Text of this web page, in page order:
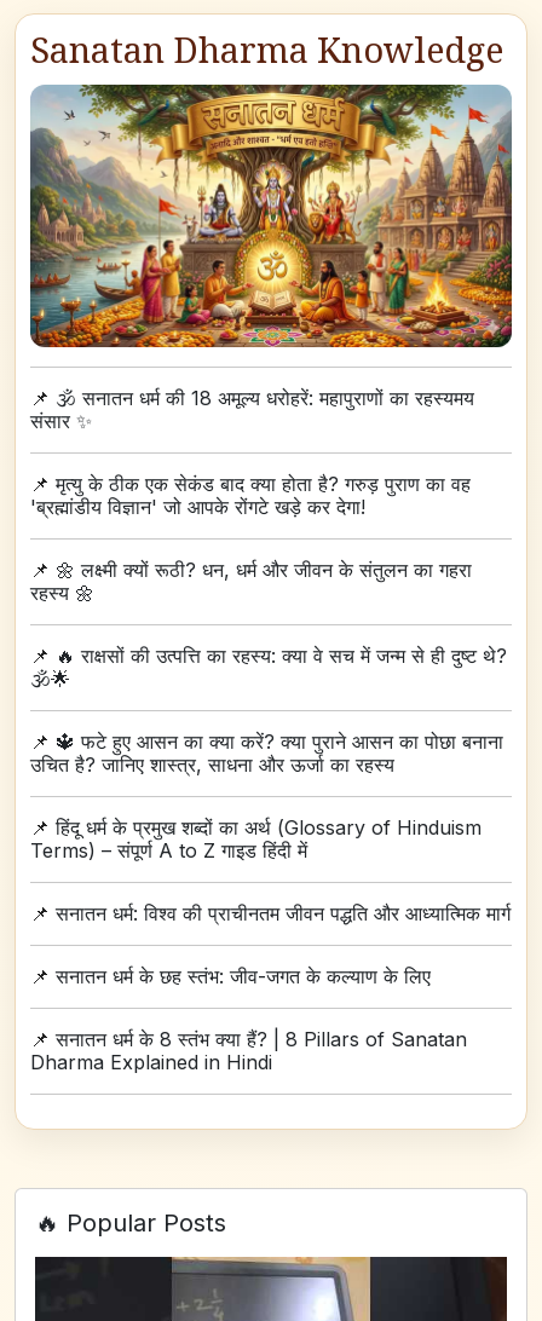
Sanatan Dharma Knowledge
📌 🕉️ सनातन धर्म की 18 अमूल्य धरोहरें: महापुराणों का रहस्यमय
संसार ✨
📌मृत्यु के ठीक एक सेकंड बाद क्या होता है? गरुड़ पुराण का वह
'ब्रह्मांडीय विज्ञान' जो आपके रोंगटे खड़े कर देगा!
📌 🌼 लक्ष्मी क्यों रूठी? धन, धर्म और जीवन के संतुलन का गहरा
रहस्य 🌼
📌 🔥 राक्षसों की उत्पत्ति का रहस्य: क्या वे सच में जन्म से ही दुष्ट थे?
🕉️🌟
📌 🔱 फटे हुए आसन का क्या करें? क्या पुराने आसन का पोछा बनाना
उचित है? जानिए शास्त्र, साधना और ऊर्जा का रहस्य
📌हिंदू धर्म के प्रमुख शब्दों का अर्थ (Glossary of Hinduism
Terms) – संपूर्ण A to Z गाइड हिंदी में
📌सनातन धर्म: विश्व की प्राचीनतम जीवन पद्धति और आध्यात्मिक मार्ग
📌सनातन धर्म के छह स्तंभ: जीव-जगत के कल्याण के लिए
📌सनातन धर्म के 8 स्तंभ क्या हैं? | 8 Pillars of Sanatan
Dharma Explained in Hindi
🔥 Popular Posts